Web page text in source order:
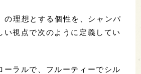
の理想とする個性を、シャンパ
い視点で次のように定義してい
ーラルで、フルーティーでシル